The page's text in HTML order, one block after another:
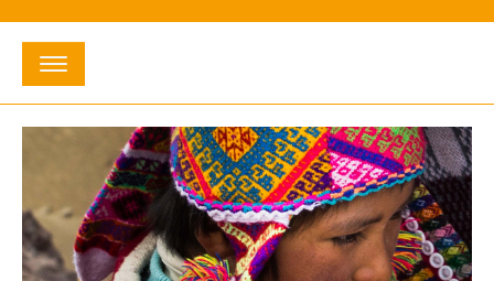
...
E-Mail:info@willihetischreckenbergstiftung.de•
Telefon:02363 - 3 12 16
Startseite